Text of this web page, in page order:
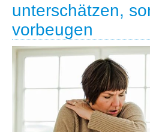
unterschätzen,
vorbeugen